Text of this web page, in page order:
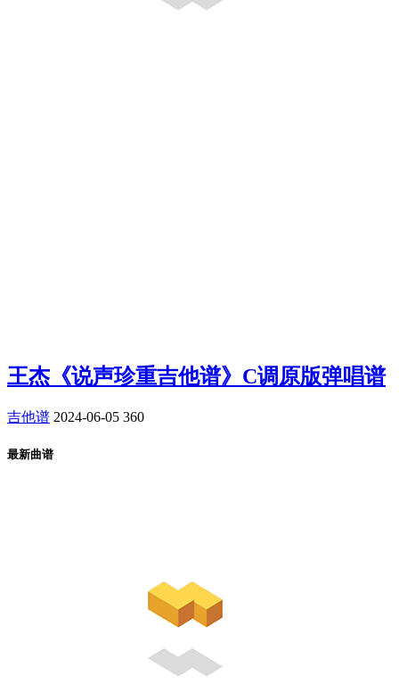
王杰《说声珍重吉他谱》C调原版弹唱谱
吉他谱 2024-06-05 360
最新曲谱